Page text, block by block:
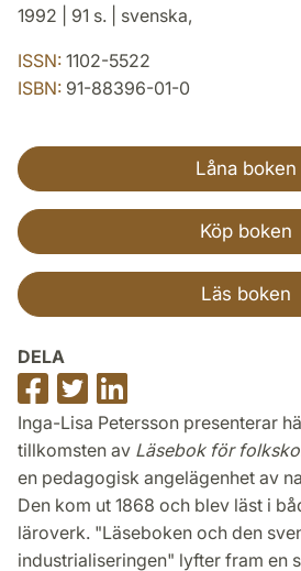
1992 | 91 s. | svenska,
ISSN: 1102-5522
ISBN: 91-88396-01-0
Låna boken
Köp boken
Läs boken
DELA
Dela
på
Facebook
Dela
på
Twitter
på
LinkedIn
Inga-Lisa Petersson presenterar
tillkomsten av Läsebok för
en pedagogisk angelägenhet av
Den kom ut 1868 och blev läst i
läroverk. "Läseboken och den
industrialiseringen" lyfter fram en